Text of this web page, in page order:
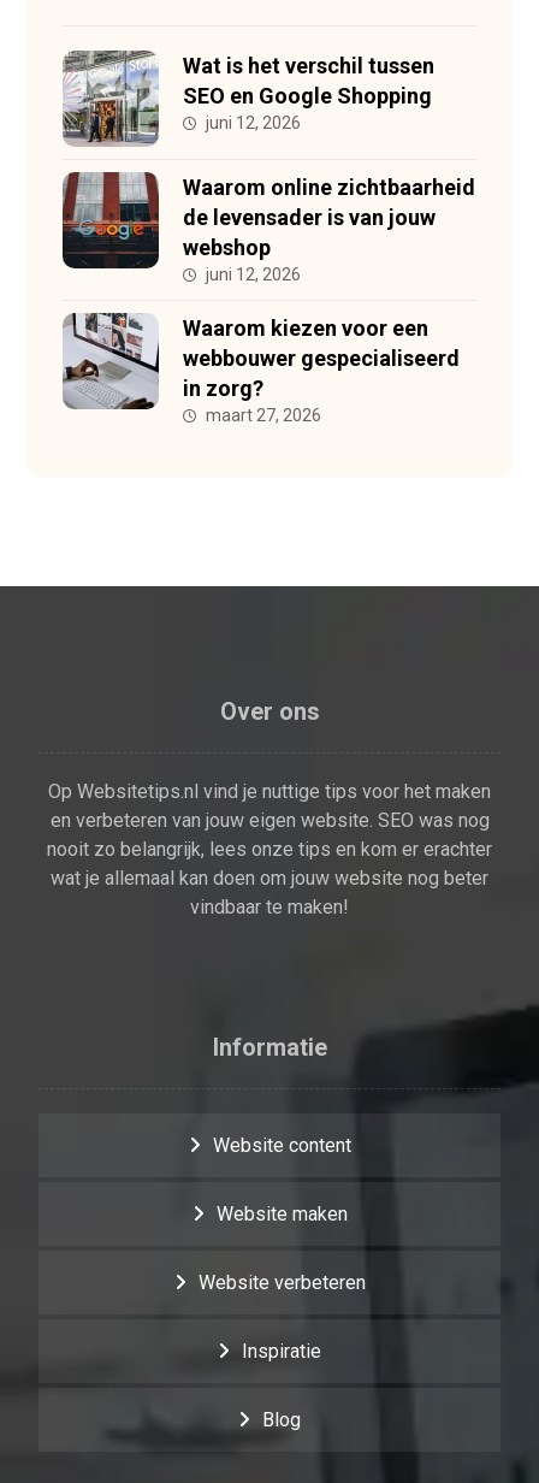
Wat is het verschil tussen
SEO en Google Shopping
juni 12, 2026
Waarom online zichtbaarheid
de levensader is van jouw
webshop
juni 12, 2026
Waarom kiezen voor een
webbouwer gespecialiseerd
in zorg?
maart 27, 2026
Over ons
Op Websitetips.nl vind je nuttige tips voor het maken
en verbeteren van jouw eigen website. SEO was nog
nooit zo belangrijk, lees onze tips en kom er erachter
wat je allemaal kan doen om jouw website nog beter
vindbaar te maken!
Informatie
Website content
Website maken
Website verbeteren
Inspiratie
Blog